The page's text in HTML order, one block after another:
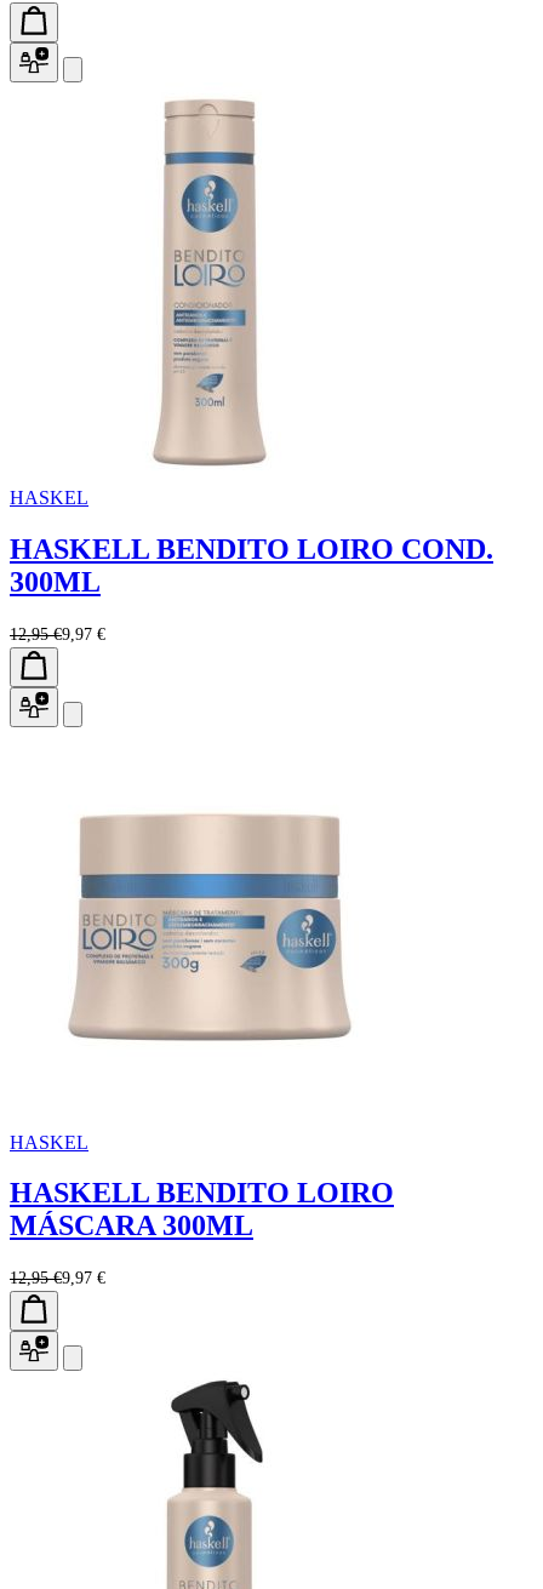
HASKEL
HASKELL BENDITO LOIRO COND.
300ML
12,95 €9,97 €
HASKEL
HASKELL BENDITO LOIRO
MÁSCARA 300ML
12,95 €9,97 €